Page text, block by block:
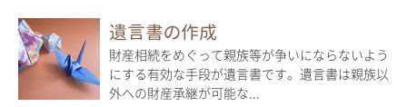
遺言書の作成
財産相続をめぐって親族等が争いにならないよう
にする有効な手段が遺言書です。遺言書は親族以
外への財産承継が可能な...